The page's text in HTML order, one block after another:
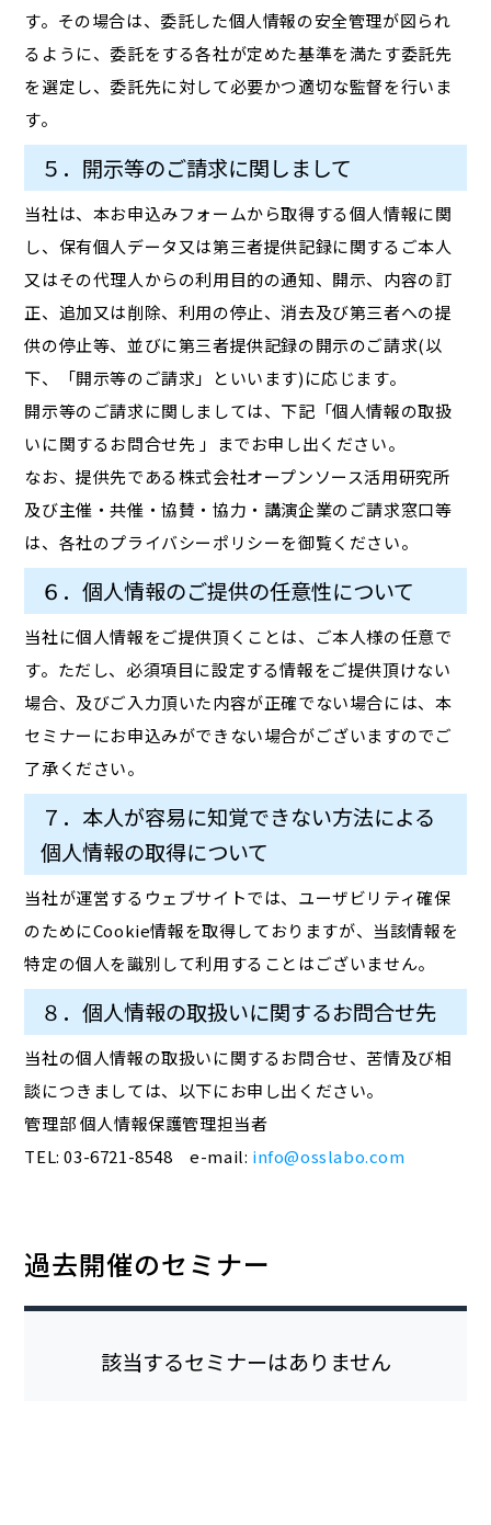
す。その場合は、委託した個人情報の安全管理が図られ
るように、委託をする各社が定めた基準を満たす委託先
を選定し、委託先に対して必要かつ適切な監督を行いま
す。
５．開示等のご請求に関しまして
当社は、本お申込みフォームから取得する個人情報に関
し、保有個人データ又は第三者提供記録に関するご本人
又はその代理人からの利用目的の通知、開示、内容の訂
正、追加又は削除、利用の停止、消去及び第三者への提
供の停止等、並びに第三者提供記録の開示のご請求(以
下、「開示等のご請求」といいます)に応じます。
開示等のご請求に関しましては、下記「個人情報の取扱
いに関するお問合せ先 」までお申し出ください。
なお、提供先である株式会社オープンソース活用研究所
及び主催・共催・協賛・協力・講演企業のご請求窓口等
は、各社のプライバシーポリシーを御覧ください。
６．個人情報のご提供の任意性について
当社に個人情報をご提供頂くことは、ご本人様の任意で
す。ただし、必須項目に設定する情報をご提供頂けない
場合、及びご入力頂いた内容が正確でない場合には、本
セミナーにお申込みができない場合がございますのでご
了承ください。
７．本人が容易に知覚できない方法による
個人情報の取得について
当社が運営するウェブサイトでは、ユーザビリティ確保
のためにCookie情報を取得しておりますが、当該情報を
特定の個人を識別して利用することはございません。
８．個人情報の取扱いに関するお問合せ先
当社の個人情報の取扱いに関するお問合せ、苦情及び相
談につきましては、以下にお申し出ください。
管理部 個人情報保護管理担当者
TEL: 03-6721-8548 e-mail: info@osslabo.com
過去開催のセミナー
該当するセミナーはありません